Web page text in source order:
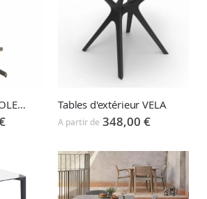
Table d'extérieur TOLEDO Tables d'extérieur VELA
A partir de 348,00 €